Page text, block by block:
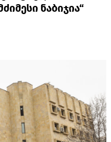
ნაბიჯია“